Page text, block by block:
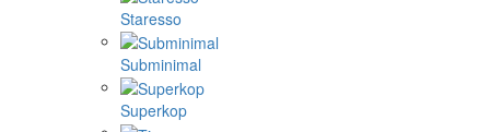
Staresso
Subminimal
Superkop